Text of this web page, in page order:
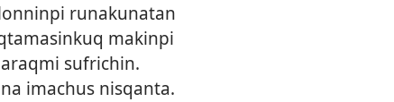
runakunatan
makinpi
sufrichin.
imachus nisqanta.